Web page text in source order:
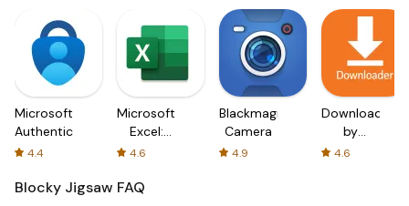
Microsoft
Authenticator
4.4
Microsoft
Excel:
Spreadsheets
4.6
Blackmagic
Camera
4.9
Downloader
by
AFTVnews
4.6
Blocky Jigsaw FAQ